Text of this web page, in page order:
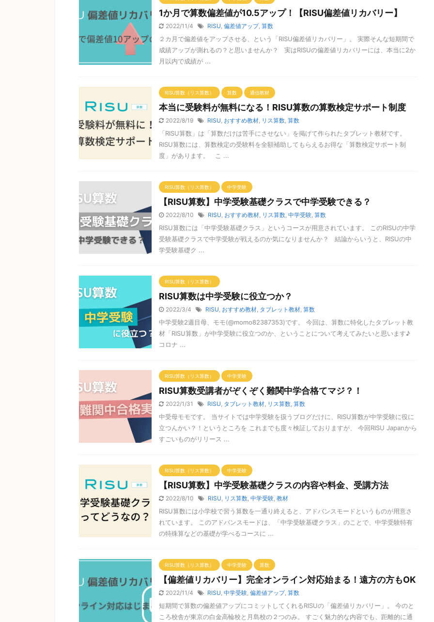
1か月で算数偏差値が10.5アップ！【RISU偏差値リカバリー】
2022/11/4 RISU, 偏差値アップ, 算数
２カ月で偏差値をアップさせる、という「RISU偏差値リカバリー」。 実際そんな短期間で
成績アップが測れるの？と思いませんか？ 実はRISUの偏差値リカバリーには、本当に2か
月以内で成績が ...
RISU算数（リス算数） 算数 通信教材
本当に受験料が無料になる！RISU算数の算数検定サポート制度
2022/8/19 RISU, おすすめ教材, リス算数, 算数
「RISU算数」は「算数だけは苦手にさせない」を掲げて作られたタブレット教材です。
RISU算数には、算数検定の受験料を全額補助してもらえるお得な「算数検定サポート制
度」があります。 こ ...
RISU算数（リス算数） 中学受験
【RISU算数】中学受験基礎クラスで中学受験できる？
2022/8/10 RISU, おすすめ教材, リス算数, 中学受験, 算数
RISU算数には「中学受験基礎クラス」というコースが用意されています。 このRISUの中学
受験基礎クラスで中学受験が戦えるのか気になりませんか？ 結論からいうと、RISUの中
学受験基礎ク ...
RISU算数（リス算数）
RISU算数は中学受験に役立つか？
2022/3/4 RISU, おすすめ教材, タブレット教材, 算数
中学受験2週目母、モモ(@momo82387353)です。 今回は、算数に特化したタブレット教
材「RISU算数」が中学受験に役立つのか、ということについて考えてみたいと思います♪
コロナ ...
RISU算数（リス算数） 中学受験
RISU算数受講者がぞくぞく難関中学合格てマジ？！
2022/1/31 RISU, タブレット教材, リス算数, 算数
中受母モモです。 当サイトでは中学受験を扱うブログだけに、RISU算数が中学受験に役に
立つんかい？！というところを これまでも度々検証しておりますが、 今回RISU Japanから
すごいものがリリース ...
RISU算数（リス算数） 中学受験
【RISU算数】中学受験基礎クラスの内容や料金、受講方法
2022/8/10 RISU, リス算数, 中学受験, 教材
RISU算数には小学校で習う算数を一通り終えると、アドバンスモードというものが用意さ
れています。 このアドバンスモードは、「中学受験基礎クラス」のことで、中学受験特有
の特殊算などの基礎が学べるコースに ...
RISU算数（リス算数） 中学受験 算数
【偏差値リカバリー】完全オンライン対応始まる！遠方の方もOK
2022/11/4 RISU, 中学受験, 偏差値アップ, 算数
短期間で算数の偏差値アップにコミットしてくれるRISUの「偏差値リカバリー」。 今のと
ころ校舎が東京の白金高輪校と月島校の２つのみ。 すごく魅力的な内容でも、距離的に通